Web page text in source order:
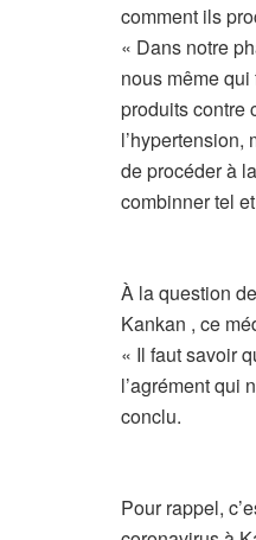
comment ils
« Dans notre
nous même
produits contre
l’hypertension,
de procéder à
combinner tel
À la question
Kankan , ce
« Il faut savoir
l’agrément qui
conclu.
Pour rappel,